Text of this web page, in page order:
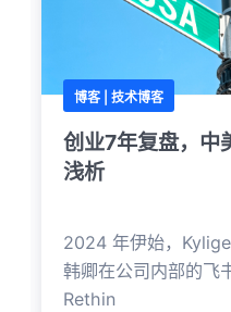
博客 |技术博客
创业7年复盘，中
浅析
2024 年伊始，
韩卿在公司内部的飞
Rethin